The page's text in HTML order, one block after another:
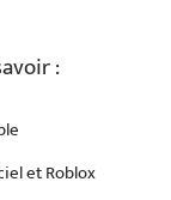
:
et Roblox